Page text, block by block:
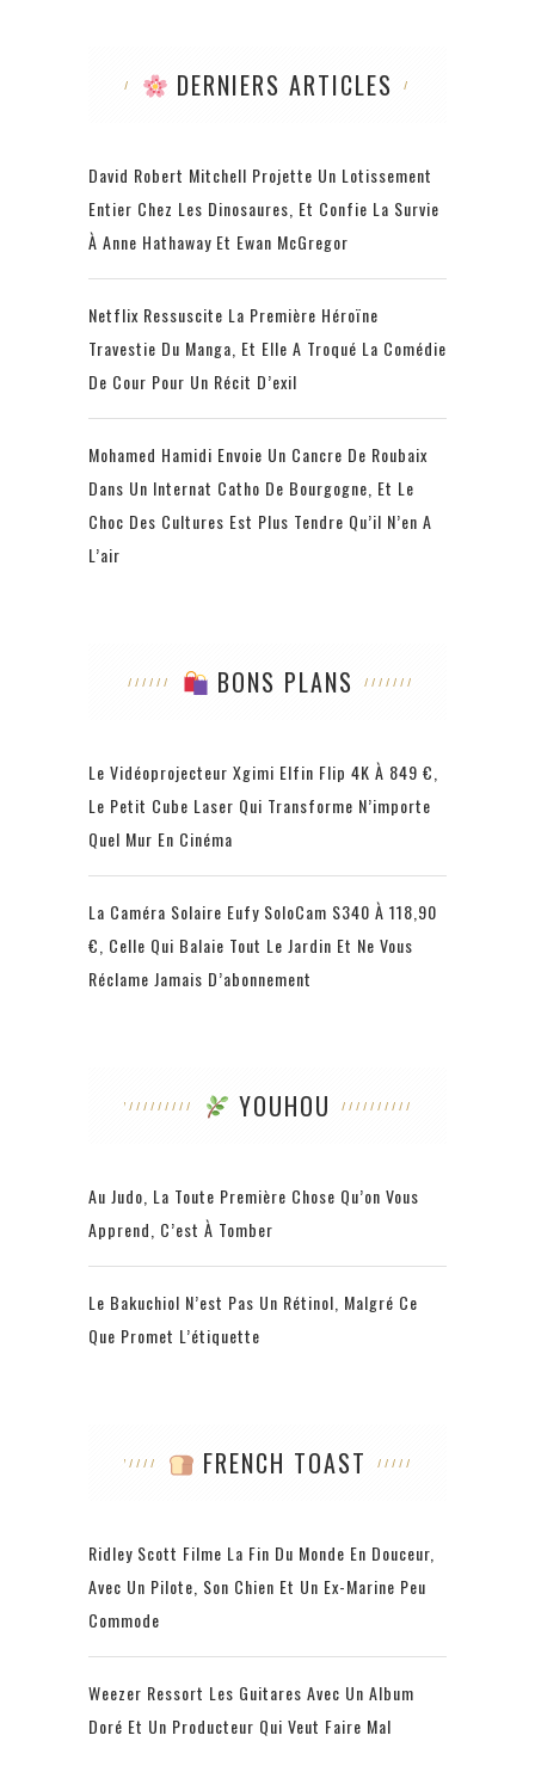
DERNIERS ARTICLES
David Robert Mitchell Projette Un Lotissement
Entier Chez Les Dinosaures, Et Confie La Survie
À Anne Hathaway Et Ewan McGregor
Netflix Ressuscite La Première Héroïne
Travestie Du Manga, Et Elle A Troqué La Comédie
De Cour Pour Un Récit D’exil
Mohamed Hamidi Envoie Un Cancre De Roubaix
Dans Un Internat Catho De Bourgogne, Et Le
Choc Des Cultures Est Plus Tendre Qu’il N’en A
L’air
BONS PLANS
Le Vidéoprojecteur Xgimi Elfin Flip 4K À 849 €,
Le Petit Cube Laser Qui Transforme N’importe
Quel Mur En Cinéma
La Caméra Solaire Eufy SoloCam S340 À 118,90
€, Celle Qui Balaie Tout Le Jardin Et Ne Vous
Réclame Jamais D’abonnement
YOUHOU
Au Judo, La Toute Première Chose Qu’on Vous
Apprend, C’est À Tomber
Le Bakuchiol N’est Pas Un Rétinol, Malgré Ce
Que Promet L’étiquette
FRENCH TOAST
Ridley Scott Filme La Fin Du Monde En Douceur,
Avec Un Pilote, Son Chien Et Un Ex-Marine Peu
Commode
Weezer Ressort Les Guitares Avec Un Album
Doré Et Un Producteur Qui Veut Faire Mal